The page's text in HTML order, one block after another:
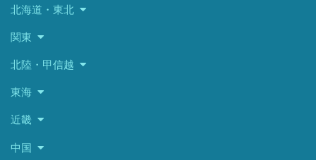
北海道・東北
関東
北陸・甲信越
東海
近畿
中国